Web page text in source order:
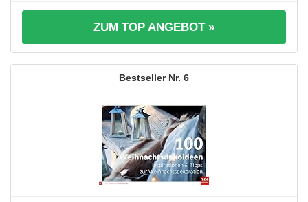
ZUM TOP ANGEBOT »
6